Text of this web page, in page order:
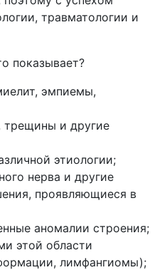
травматологии и
показывает?
эмпиемы,
и другие
этиологии;
нерва и другие
проявляющиеся в
аномалии строения;
этой области
лимфангиомы);